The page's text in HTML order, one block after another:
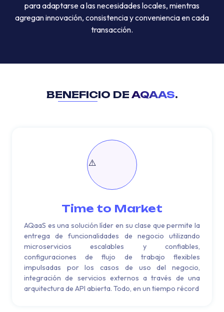
para adaptarse a las necesidades locales, mientras
agregan innovación, consistencia y conveniencia en cada
transacción.
BENEFICIO DE AQAAS.
Time to Market
AQaaS es una solución líder en su clase que permite la
entrega de funcionalidades de negocio utilizando
microservicios escalables y confiables,
configuraciones de flujo de trabajo flexibles
impulsadas por los casos de uso del negocio,
integración de servicios externos a través de una
arquitectura de API abierta. Todo, en un tiempo récord